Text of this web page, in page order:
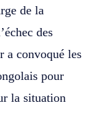
de la
des
a convoqué les
pour
la situation